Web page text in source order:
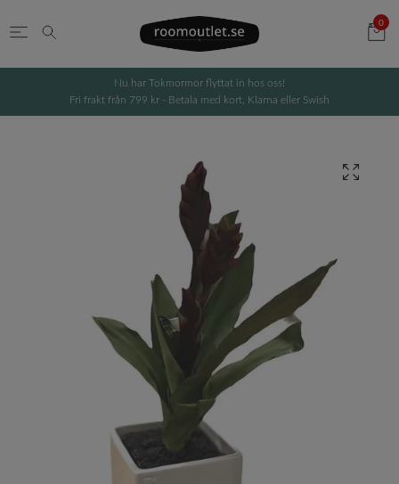
0
Nu har Tokmormor flyttat in hos oss!
Fri frakt från 799 kr - Betala med kort, Klarna eller Swish